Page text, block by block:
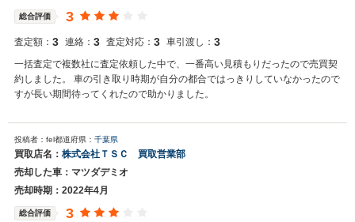
総合評価 3
査定額： 3 連絡： 3 査定対応： 3 車引渡し： 3
一括査定で複数社に査定依頼した中で、一番高い見積もりだったので売買契
約しました。 車の引き取り時期が自分の都合ではっきりしていなかったので
すが長い期間待ってくれたので助かりました。
投稿者：fel都道府県： 千葉県
買取店名： 株式会社ＴＳＣ 買取営業部
売却した車：マツダデミオ
売却時期：2022年4月
総合評価 3